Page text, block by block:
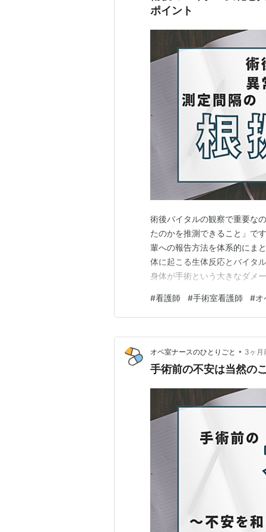
ポイント
術後バイタルの観察で重要な
たのかを推測できること」で
輩への報告方法を体系的にま
体に起こる生体反応とバイタ
身体が手術という大きなダメ
ず「なぜ変動するのか」とい
「侵襲（ダメージ）」が全身
#看護師 #手術室看護師 #オ
オペ室ナースのひとりごと • 3ヶ月
手術前の不安は当然の